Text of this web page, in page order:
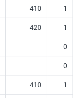
410 1
420 1
0
0
410 1